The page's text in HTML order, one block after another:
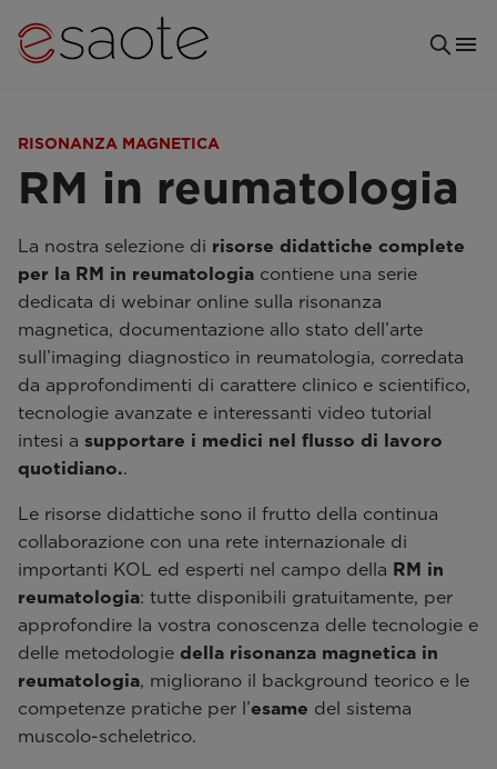
RISONANZA MAGNETICA
RM in reumatologia
La nostra selezione di risorse didattiche complete
per la RM in reumatologia contiene una serie
dedicata di webinar online sulla risonanza
magnetica, documentazione allo stato dell’arte
sull’imaging diagnostico in reumatologia, corredata
da approfondimenti di carattere clinico e scientifico,
tecnologie avanzate e interessanti video tutorial
intesi a supportare i medici nel flusso di lavoro
quotidiano..
Le risorse didattiche sono il frutto della continua
collaborazione con una rete internazionale di
importanti KOL ed esperti nel campo della RM in
reumatologia: tutte disponibili gratuitamente, per
approfondire la vostra conoscenza delle tecnologie e
delle metodologie della risonanza magnetica in
reumatologia, migliorano il background teorico e le
competenze pratiche per l’esame del sistema
muscolo-scheletrico.